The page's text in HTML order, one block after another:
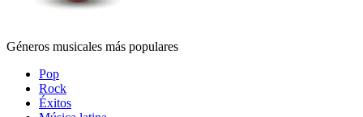
Géneros musicales más populares
Pop
Rock
Éxitos